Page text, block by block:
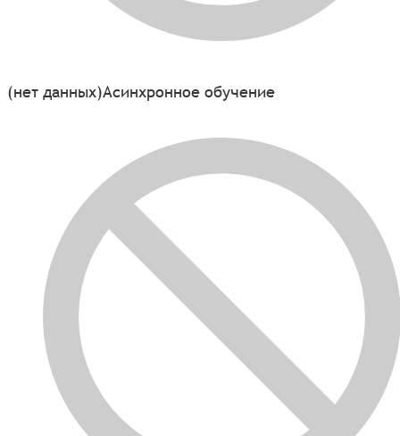
(нет данных)Асинхронное обучение